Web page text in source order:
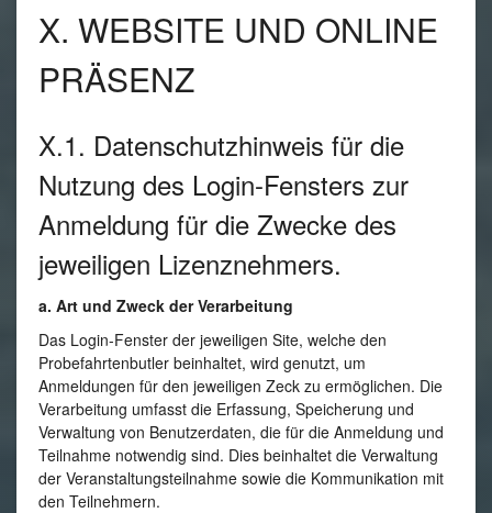
X. WEBSITE UND ONLINE
PRÄSENZ
X.1. Datenschutzhinweis für die
Nutzung des Login-Fensters zur
Anmeldung für die Zwecke des
jeweiligen Lizenznehmers.
a. Art und Zweck der Verarbeitung
Das Login-Fenster der jeweiligen Site, welche den
Probefahrtenbutler beinhaltet, wird genutzt, um
Anmeldungen für den jeweiligen Zeck zu ermöglichen. Die
Verarbeitung umfasst die Erfassung, Speicherung und
Verwaltung von Benutzerdaten, die für die Anmeldung und
Teilnahme notwendig sind. Dies beinhaltet die Verwaltung
der Veranstaltungsteilnahme sowie die Kommunikation mit
den Teilnehmern.